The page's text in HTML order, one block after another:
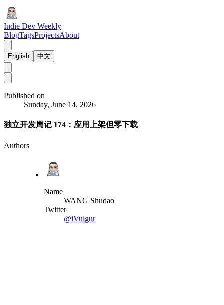
Indie Dev Weekly
BlogTagsProjectsAbout
English 中文
Published on
Sunday, June 14, 2026
独立开发周记 174：应用上架但零下载
Authors
Name
WANG Shudao
Twitter
@iVulgur